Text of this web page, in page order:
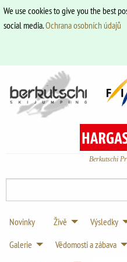
We use cookies to give you the best
social media.Ochrana osobních údajů
Berkutschi
Novinky Živě Výsledky
Galerie
Vědomosti a zábava